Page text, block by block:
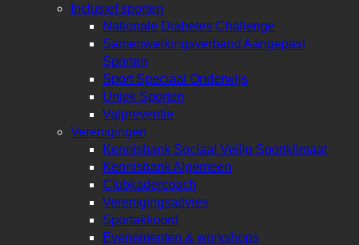
Inclusief sporten
Nationale Diabetes Challenge
Samenwerkingsverband Aangepast
Sporten
Sport Speciaal Onderwijs
Uniek Sporten
Valpreventie
Verenigingen
Kennisbank Sociaal Veilig Sportklimaat
Kennisbank Algemeen
Clubkadercoach
Verenigingsadvies
Sportakkoord
Evenementen & workshops